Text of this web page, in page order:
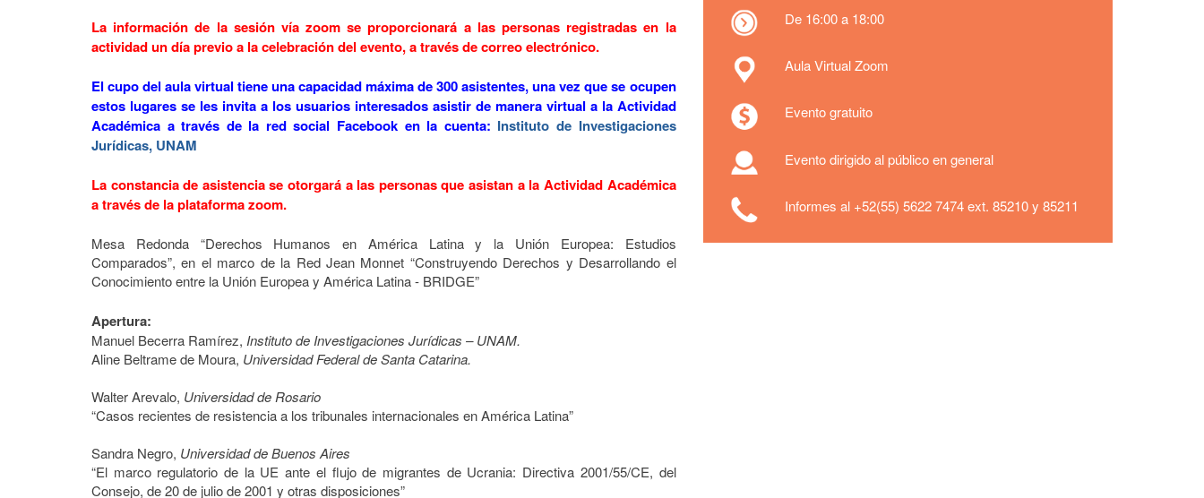
La información de la sesión vía zoom se proporcionará a las personas registradas en la
actividad un día previo a la celebración del evento, a través de correo electrónico.
El cupo del aula virtual tiene una capacidad máxima de 300 asistentes, una vez que se ocupen
estos lugares se les invita a los usuarios interesados asistir de manera virtual a la Actividad
Académica a través de la red social Facebook en la cuenta: Instituto de Investigaciones
Jurídicas, UNAM
La constancia de asistencia se otorgará a las personas que asistan a la Actividad Académica
a través de la plataforma zoom.
Mesa Redonda “Derechos Humanos en América Latina y la Unión Europea: Estudios
Comparados”, en el marco de la Red Jean Monnet “Construyendo Derechos y Desarrollando el
Conocimiento entre la Unión Europea y América Latina - BRIDGE”
Apertura:
Manuel Becerra Ramírez, Instituto de Investigaciones Jurídicas – UNAM.
Aline Beltrame de Moura, Universidad Federal de Santa Catarina.
Walter Arevalo, Universidad de Rosario
“Casos recientes de resistencia a los tribunales internacionales en América Latina”
Sandra Negro, Universidad de Buenos Aires
“El marco regulatorio de la UE ante el flujo de migrantes de Ucrania: Directiva 2001/55/CE, del
Consejo, de 20 de julio de 2001 y otras disposiciones”
De 16:00 a 18:00
Aula Virtual Zoom
Evento gratuito
Evento dirigido al público en general
Informes al +52(55) 5622 7474 ext. 85210 y 85211